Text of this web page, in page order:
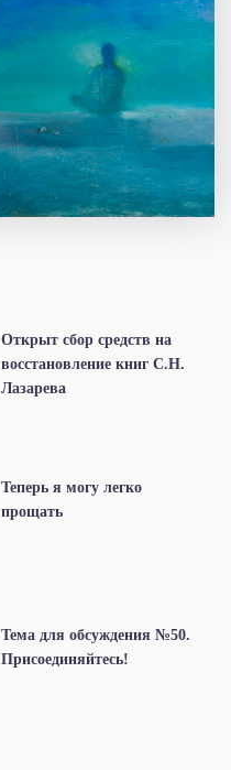
Открыт сбор средств на
восстановление книг С.Н.
Лазарева
Теперь я могу легко
прощать
Тема для обсуждения №50.
Присоединяйтесь!